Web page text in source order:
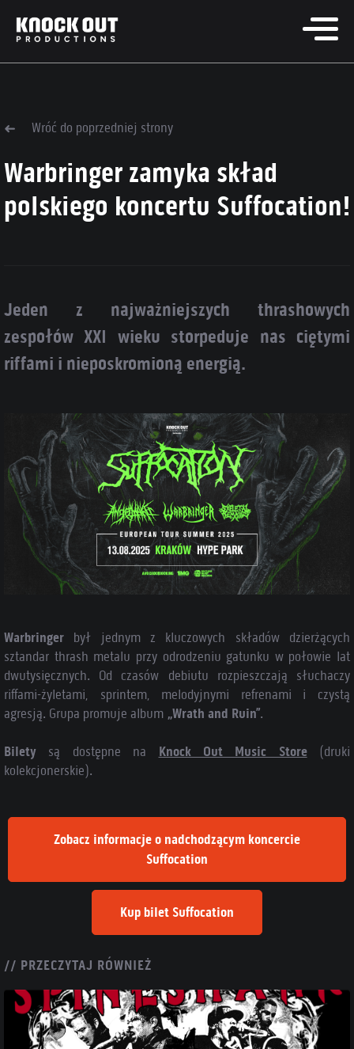
Wróć do poprzedniej strony
Warbringer zamyka skład
polskiego koncertu Suffocation!
Jeden z najważniejszych thrashowych
zespołów XXI wieku storpeduje nas ciętymi
riffami i nieposkromioną energią.
Warbringer był jednym z kluczowych składów dzierżących
sztandar thrash metalu przy odrodzeniu gatunku w połowie lat
dwutysięcznych. Od czasów debiutu rozpieszczają słuchaczy
riffami-żyletami, sprintem, melodyjnymi refrenami i czystą
agresją. Grupa promuje album „Wrath and Ruin”.
Bilety są dostępne na Knock Out Music Store(druki
kolekcjonerskie).
Zobacz informacje o nadchodzącym koncercie
Suffocation
Kup bilet Suffocation
// PRZECZYTAJ RÓWNIEŻ